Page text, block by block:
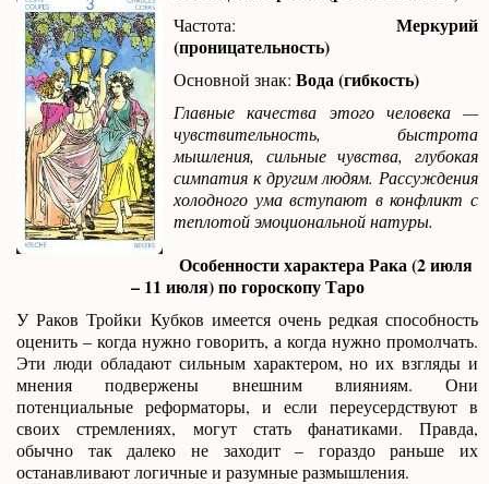
Частота: Меркурий
(проницательность)
Основной знак:Вода (гибкость)
Главные качества этого человека —
чувствительность, быстрота
мышления, сильные чувства, глубокая
симпатия к другим людям. Рассуждения
холодного ума вступают в конфликт с
теплотой эмоциональной натуры.
Особенности характера Рака (2 июля
– 11 июля) по гороскопу Таро
У Раков Тройки Кубков имеется очень редкая способность
оценить – когда нужно говорить, а когда нужно промолчать.
Эти люди обладают сильным характером, но их взгляды и
мнения подвержены внешним влияниям. Они
потенциальные реформаторы, и если переусердствуют в
своих стремлениях, могут стать фанатиками. Правда,
обычно так далеко не заходит – гораздо раньше их
останавливают логичные и разумные размышления.